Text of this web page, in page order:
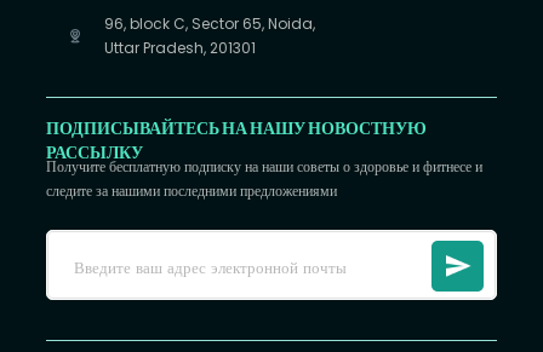
96, block C, Sector 65, Noida,
Uttar Pradesh, 201301
ПОДПИСЫВАЙТЕСЬ НА НАШУ НОВОСТНУЮ
РАССЫЛКУ
Получите бесплатную подписку на наши советы о здоровье и фитнесе и
следите за нашими последними предложениями